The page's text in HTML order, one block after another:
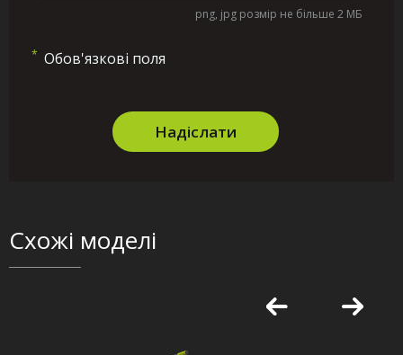
png, jpg розмір не більше 2 МБ
* Обов'язкові поля
Надіслати
Схожі моделі